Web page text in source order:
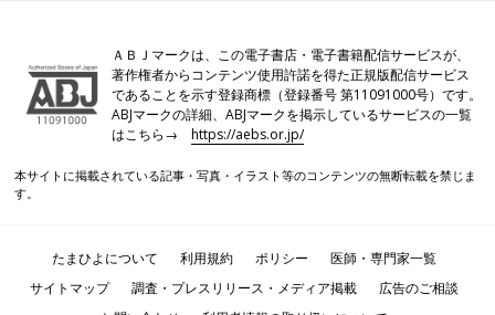
ＡＢＪマークは、この電子書店・電子書籍配信サービスが、
著作権者からコンテンツ使用許諾を得た正規版配信サービス
であることを示す登録商標（登録番号 第11091000号）です。
ABJマークの詳細、ABJマークを掲示しているサービスの一覧
はこちら→https://aebs.or.jp/
本サイトに掲載されている記事・写真・イラスト等のコンテンツの無断転載を禁じま
す。
たまひよについて 利用規約 ポリシー
医師・専門家一覧
サイトマップ
調査・プレスリリース・メディア掲載
広告のご相談